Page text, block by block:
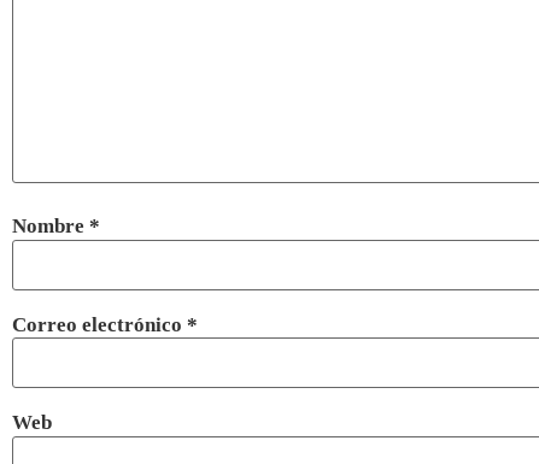
Nombre *
Correo electrónico *
Web